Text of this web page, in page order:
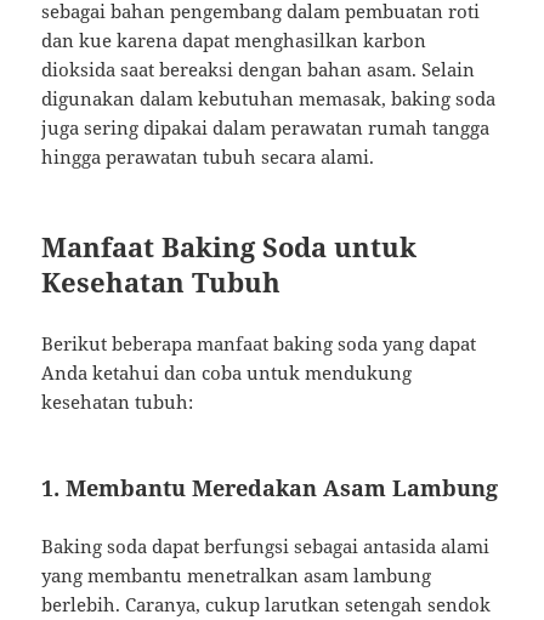
sebagai bahan pengembang dalam pembuatan roti
dan kue karena dapat menghasilkan karbon
dioksida saat bereaksi dengan bahan asam. Selain
digunakan dalam kebutuhan memasak, baking soda
juga sering dipakai dalam perawatan rumah tangga
hingga perawatan tubuh secara alami.
Manfaat Baking Soda untuk
Kesehatan Tubuh
Berikut beberapa manfaat baking soda yang dapat
Anda ketahui dan coba untuk mendukung
kesehatan tubuh:
1. Membantu Meredakan Asam Lambung
Baking soda dapat berfungsi sebagai antasida alami
yang membantu menetralkan asam lambung
berlebih. Caranya, cukup larutkan setengah sendok